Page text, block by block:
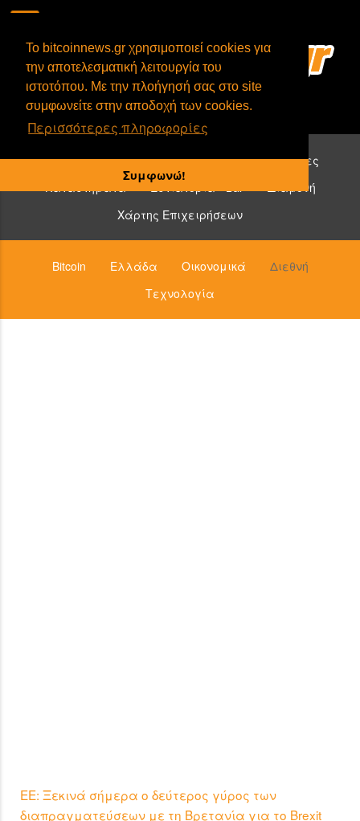
To bitcoinnews.gr χρησιμοποιεί cookies για
την αποτελεσματική λειτουργία του
ιστοτόπου. Με την πλοήγησή σας στο site
συμφωνείτε στην αποδοχή των cookies.
Περισσότερες πληροφορίες
Συμφωνώ!
Επιχειρήσεις που δέχονται bitcoin:
Υπηρεσίες
Καταστήματα
Εστιατόρια - Bar
Διαμονή
Χάρτης Επιχειρήσεων
Bitcoin Ελλάδα Οικονομικά
Διεθνή
Τεχνολογία
ΕΕ: Ξεκινά σήμερα ο δεύτερος γύρος των
διαπραγματεύσεων με τη Βρετανία για το Brexit